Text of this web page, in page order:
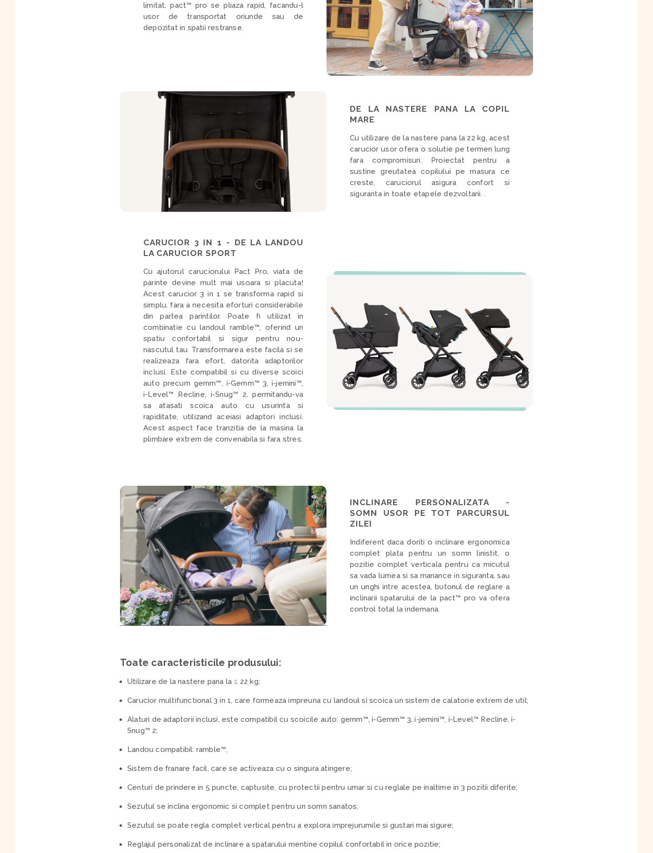
limitat, pact™ pro se pliaza rapid, facandu-l
usor de transportat oriunde sau de
depozitat in spatii restranse.
DE LA NASTERE PANA LA COPIL
MARE
Cu utilizare de la nastere pana la 22 kg, acest
carucior usor ofera o solutie pe termen lung
fara compromisuri. Proiectat pentru a
sustine greutatea copilului pe masura ce
creste, caruciorul asigura confort si
siguranta in toate etapele dezvoltarii. .
CARUCIOR 3 IN 1 - DE LA LANDOU
LA CARUCIOR SPORT
Cu ajutorul caruciorului Pact Pro, viata de
parinte devine mult mai usoara si placuta!
Acest carucior 3 in 1 se transforma rapid si
simplu, fara a necesita eforturi considerabile
din partea parintilor. Poate fi utilizat in
combinatie cu landoul ramble™, oferind un
spatiu confortabil si sigur pentru nou-
nascutul tau. Transformarea este facila si se
realizeaza fara efort, datorita adaptorilor
inclusi. Este compatibil si cu diverse scoici
auto precum gemm™, i-Gemm™ 3, i-jemini™,
i-Level™ Recline, i-Snug™ 2, permitandu-va
sa atasati scoica auto cu usurinta si
rapiditate, utilizand aceiasi adaptori inclusi.
Acest aspect face tranzitia de la masina la
plimbare extrem de convenabila si fara stres.
INCLINARE PERSONALIZATA -
SOMN USOR PE TOT PARCURSUL
ZILEI
Indiferent daca doriti o inclinare ergonomica
complet plata pentru un somn linistit, o
pozitie complet verticala pentru ca micutul
sa vada lumea si sa manance in siguranta, sau
un unghi intre acestea, butonul de reglare a
inclinarii spatarului de la pact™ pro va ofera
control total la indemana.
Toate caracteristicile produsului:
Utilizare de la nastere pana la ≤ 22 kg;
Carucior multifunctional 3 in 1, care formeaza impreuna cu landoul si scoica un sistem de calatorie extrem de util;
Alaturi de adaptorii inclusi, este compatibil cu scoicile auto: gemm™, i-Gemm™ 3, i-jemini™, i-Level™ Recline, i-
Snug™ 2;
Landou compatibil: ramble™;
Sistem de franare facil, care se activeaza cu o singura atingere;
Centuri de prindere in 5 puncte, captusite, cu protectii pentru umar si cu reglale pe inaltime in 3 pozitii diferite;
Sezutul se inclina ergonomic si complet pentru un somn sanatos;
Sezutul se poate regla complet vertical pentru a explora imprejurumile si gustari mai sigure;
Reglajul personalizat de inclinare a spatarului mentine copilul confortabil in orice pozitie;